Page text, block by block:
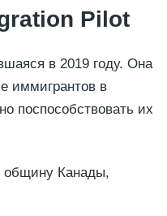
Pilot
в 2019 году. Она
иммигрантов в
поспособствовать их
общину Канады,